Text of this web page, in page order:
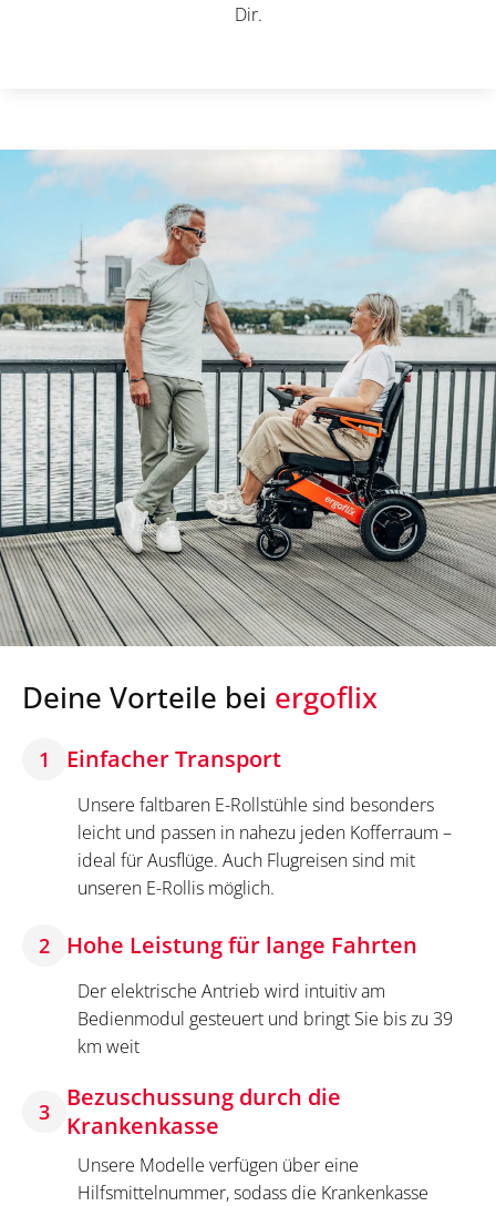
Dir.
Deine Vorteile bei ergoflix
1 Einfacher Transport
Unsere faltbaren E-Rollstühle sind besonders
leicht und passen in nahezu jeden Kofferraum –
ideal für Ausflüge. Auch Flugreisen sind mit
unseren E-Rollis möglich.
2 Hohe Leistung für lange Fahrten
Der elektrische Antrieb wird intuitiv am
Bedienmodul gesteuert und bringt Sie bis zu 39
km weit
3
Bezuschussung durch die
Krankenkasse
Unsere Modelle verfügen über eine
Hilfsmittelnummer, sodass die Krankenkasse